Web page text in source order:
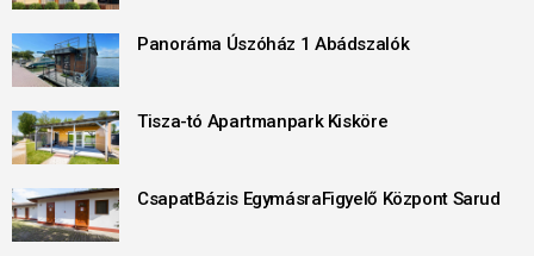
Panoráma Úszóház 1 Abádszalók
Tisza-tó Apartmanpark Kisköre
CsapatBázis EgymásraFigyelő Központ Sarud